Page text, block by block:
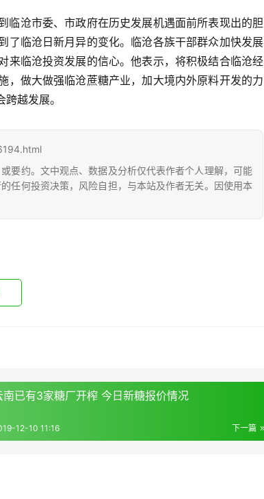
临沧市委、市政府在历史发展机遇面前所表现出的胆
了临沧日新月异的变化。临沧各族干部群众加快发展
来临沧投资发展的信心。他表示，将积极结合临沧经
，做大做强临沧蔗糖产业，加大境内外原料开发的力
越发展。
要约。文中观点、数据及分析仅代表作者个人理解，可能
任何投资决策，风险自担，与本站及作者无关。因使用本
南已有3家糖厂开榨 今日新糖报价情况
下一篇
12-10 11:16